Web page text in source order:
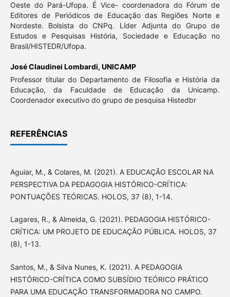
Oeste do Pará-Ufopa. É Vice- coordenadora do Fórum de
Editores de Periódicos de Educação das Regiões Norte e
Nordeste. Bolsista do CNPq. Líder Adjunta do Grupo de
Estudos e Pesquisas História, Sociedade e Educação no
Brasil/HISTEDR/Ufopa.
José Claudinei Lombardi, UNICAMP
Professor titular do Departamento de Filosofia e História da
Educação, da Faculdade de Educação da Unicamp.
Coordenador executivo do grupo de pesquisa Histedbr
REFERÊNCIAS
Aguiar, M., & Colares, M. (2021). A EDUCAÇÃO ESCOLAR NA
PERSPECTIVA DA PEDAGOGIA HISTÓRICO-CRÍTICA:
PONTUAÇÕES TEÓRICAS. HOLOS, 37 (8), 1-14.
Lagares, R., & Almeida, G. (2021). PEDAGOGIA HISTÓRICO-
CRÍTICA: UM PROJETO DE EDUCAÇÃO PÚBLICA. HOLOS, 37
(8), 1-13.
Santos, M., & Silva Nunes, K. (2021). A PEDAGOGIA
HISTÓRICO-CRÍTICA COMO SUBSÍDIO TEÓRICO PRÁTICO
PARA UMA EDUCAÇÃO TRANSFORMADORA NO CAMPO.